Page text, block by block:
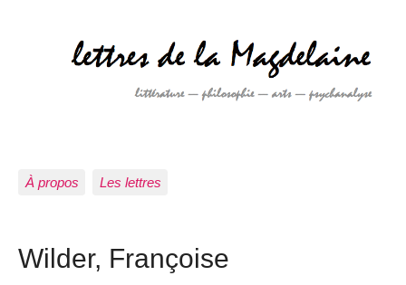
À propos Les lettres
Wilder, Françoise